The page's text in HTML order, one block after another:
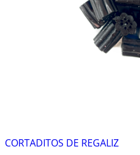
CORTADITOS DE REGALIZ